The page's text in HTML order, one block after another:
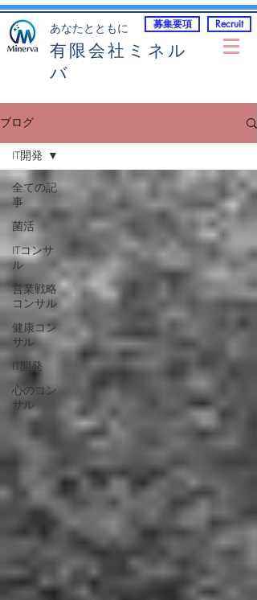
有限会社ミネル
バ
​あなたとともに Recruit
募集要項
ブログ
全ての記
事
菌活
ITコンサ
ル
営業戦略
コンサル
健康コン
サル
IT開発
心のコン
サル
IT開発